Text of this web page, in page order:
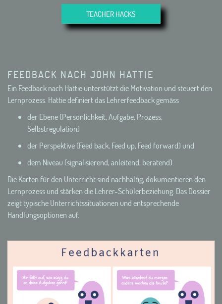
TEACHER HACKS
FEEDBACK NACH JOHN HATTIE
Ein Feedback nach Hattie unterstützt die Motivation und steuert den
Lernprozess. Hattie definiert das Lehrerfeedback gemäss
der Ebene (Persönlichkeit, Aufgabe, Prozess,
Selbstregulation)
der Perspektive (Feed back, Feed up, Feed forward) und
dem Niveau (signalisierend, anleitend, beratend).
Die Karten für den Unterricht sind nachhaltig, dokumentieren den
Lernprozess und stärken die Lehrer-Schülerbeziehung. Das Dossier
zeigt typische Unterrichtssituationen und entsprechende
Handlungsoptionen auf.